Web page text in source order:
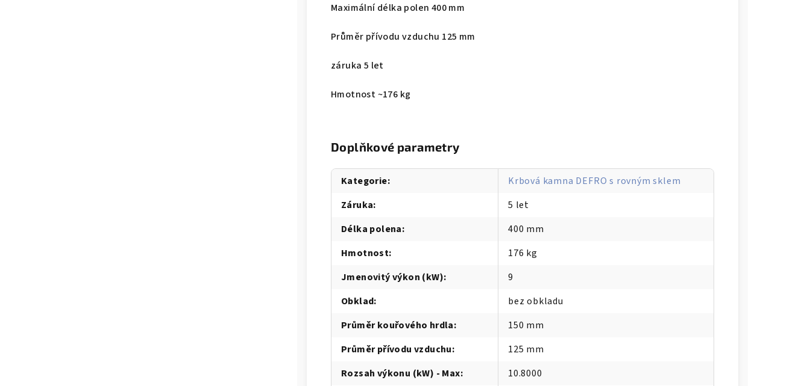
Maximální délka polen 400 mm
Průměr přívodu vzduchu 125 mm
záruka 5 let
Hmotnost ~176 kg
Doplňkové parametry
Kategorie:
Krbová kamna DEFRO s rovným sklem
Záruka:
5 let
Délka polena:
400 mm
Hmotnost:
176 kg
Jmenovitý výkon (kW):
9
Obklad:
bez obkladu
Průměr kouřového hrdla:
150 mm
Průměr přívodu vzduchu:
125 mm
Rozsah výkonu (kW) - Max: 10.8000